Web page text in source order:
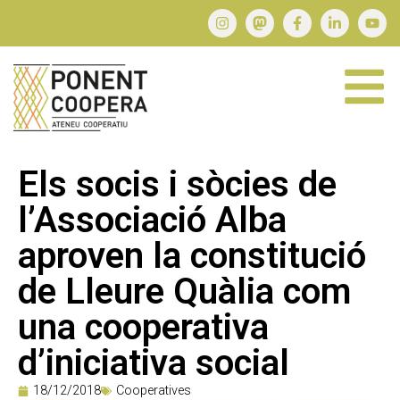
Els socis i sòcies de
l’Associació Alba
aproven la constitució
de Lleure Quàlia com
una cooperativa
d’iniciativa social
18/12/2018 Cooperatives